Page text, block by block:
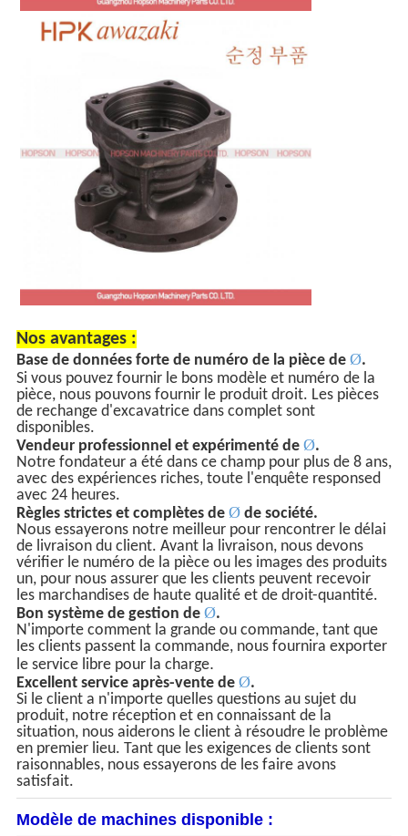
Nos avantages :
Base de données forte de numéro de la pièce de Ø.
Si vous pouvez fournir le bons modèle et numéro de la
pièce, nous pouvons fournir le produit droit. Les pièces
de rechange d'excavatrice dans complet sont
disponibles.
Vendeur professionnel et expérimenté de Ø.
Notre fondateur a été dans ce champ pour plus de 8 ans,
avec des expériences riches, toute l'enquête responsed
avec 24 heures.
Règles strictes et complètes de Ø de société.
Nous essayerons notre meilleur pour rencontrer le délai
de livraison du client. Avant la livraison, nous devons
vérifier le numéro de la pièce ou les images des produits
un, pour nous assurer que les clients peuvent recevoir
les marchandises de haute qualité et de droit-quantité.
Bon système de gestion de Ø.
N'importe comment la grande ou commande, tant que
les clients passent la commande, nous fournira exporter
le service libre pour la charge.
Excellent service après-vente de Ø.
Si le client a n'importe quelles questions au sujet du
produit, notre réception et en connaissant de la
situation, nous aiderons le client à résoudre le problème
en premier lieu. Tant que les exigences de clients sont
raisonnables, nous essayerons de les faire avons
satisfait.
Modèle de machines disponible :